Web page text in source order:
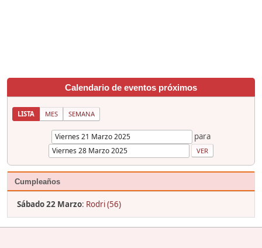
Calendario de eventos próximos
LISTA MES SEMANA
para
Cumpleaños
Sábado 22 Marzo: Rodri (56)